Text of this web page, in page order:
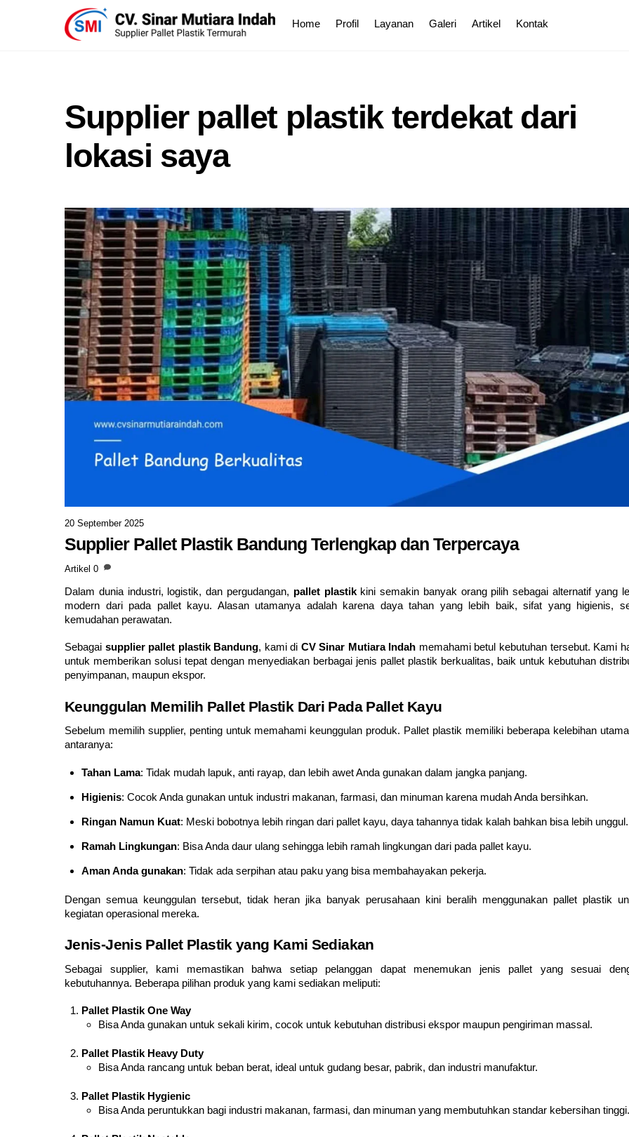
Home Profil Layanan Galeri Artikel Kontak
Supplier pallet plastik terdekat dari
lokasi saya
20 September 2025
Supplier Pallet Plastik Bandung Terlengkap dan Terpercaya
Artikel 0
Dalam dunia industri, logistik, dan pergudangan, pallet plastikkini semakin banyak orang pilih sebagai alternatif yang
modern dari pada pallet kayu. Alasan utamanya adalah karena daya tahan yang lebih baik, sifat yang higienis,
kemudahan perawatan.
Sebagai supplier pallet plastik Bandung, kami di CV Sinar Mutiara Indah memahami betul kebutuhan tersebut. Kami
untuk memberikan solusi tepat dengan menyediakan berbagai jenis pallet plastik berkualitas, baik untuk kebutuhan
penyimpanan, maupun ekspor.
Keunggulan Memilih Pallet Plastik Dari Pada Pallet Kayu
Sebelum memilih supplier, penting untuk memahami keunggulan produk. Pallet plastik memiliki beberapa kelebihan
antaranya:
Tahan Lama: Tidak mudah lapuk, anti rayap, dan lebih awet Anda gunakan dalam jangka panjang.
Higienis: Cocok Anda gunakan untuk industri makanan, farmasi, dan minuman karena mudah Anda bersihkan.
Ringan Namun Kuat: Meski bobotnya lebih ringan dari pallet kayu, daya tahannya tidak kalah bahkan bisa lebih unggul.
Ramah Lingkungan: Bisa Anda daur ulang sehingga lebih ramah lingkungan dari pada pallet kayu.
Aman Anda gunakan: Tidak ada serpihan atau paku yang bisa membahayakan pekerja.
Dengan semua keunggulan tersebut, tidak heran jika banyak perusahaan kini beralih menggunakan pallet plastik
kegiatan operasional mereka.
Jenis-Jenis Pallet Plastik yang Kami Sediakan
Sebagai supplier, kami memastikan bahwa setiap pelanggan dapat menemukan jenis pallet yang sesuai
kebutuhannya. Beberapa pilihan produk yang kami sediakan meliputi:
Pallet Plastik One Way
Bisa Anda gunakan untuk sekali kirim, cocok untuk kebutuhan distribusi ekspor maupun pengiriman massal.
Pallet Plastik Heavy Duty
Bisa Anda rancang untuk beban berat, ideal untuk gudang besar, pabrik, dan industri manufaktur.
Pallet Plastik Hygienic
Bisa Anda peruntukkan bagi industri makanan, farmasi, dan minuman yang membutuhkan standar kebersihan tinggi.